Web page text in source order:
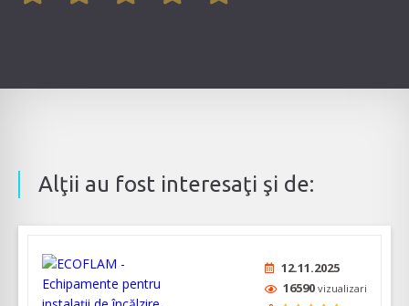
Alţii au fost interesaţi şi de:
12.11.2025
16590 vizualizari